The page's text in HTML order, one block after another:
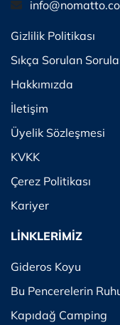
Gizlilik Politikası
Sıkça Sorulan
Hakkımızda
İletişim
Üyelik Sözleşmesi
KVKK
Çerez Politikası
Kariyer
LİNKLERİMİZ
Gideros Koyu
Bu Pencerelerin
Kapıdağ Camping